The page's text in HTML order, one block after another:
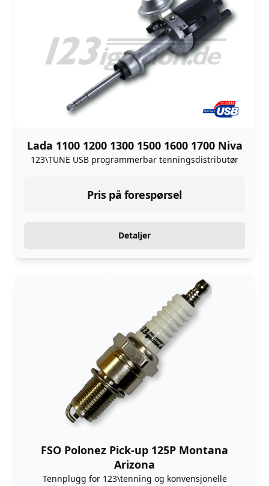
Lada 1100 1200 1300 1500 1600 1700 Niva
123\TUNE USB programmerbar tenningsdistributør
Pris på forespørsel
Detaljer
FSO Polonez Pick-up 125P Montana
Arizona
Tennplugg for 123\tenning og konvensjonelle